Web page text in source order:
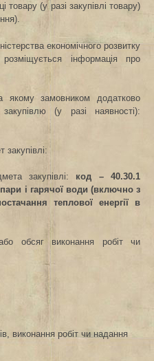
товару (у разі закупівлі товару)
економічного розвитку
інформація про
якому замовником додатково
(у разі наявності):
закупівлі: код –
40.30.1
і гарячої води (включно з
теплової енергії в
обсяг виконання робіт чи
виконання робіт чи надання